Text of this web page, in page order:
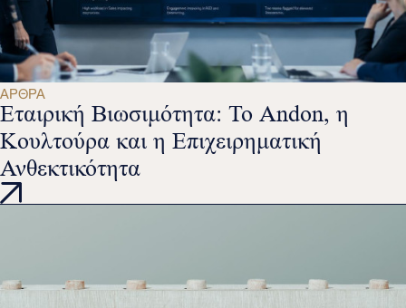
ΆΡΘΡΑ
Εταιρική Βιωσιμότητα: Το Andon, η
Κουλτούρα και η Επιχειρηματική
Ανθεκτικότητα